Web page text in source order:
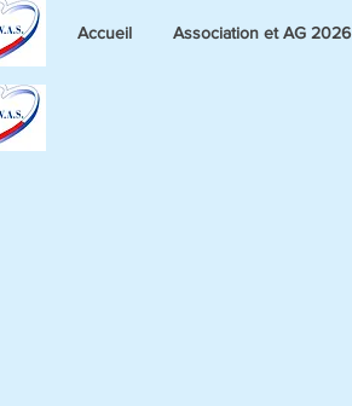
Accueil Association et AG 2026